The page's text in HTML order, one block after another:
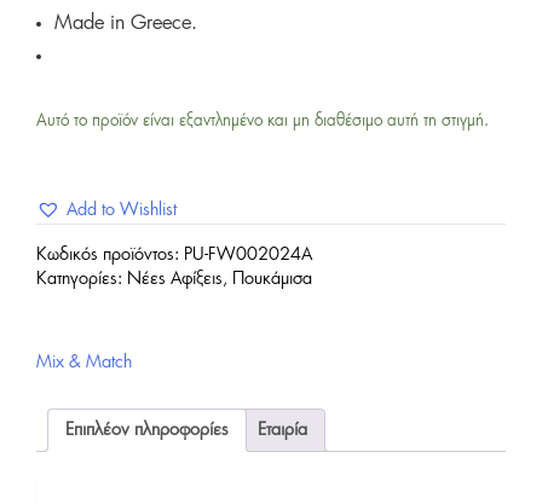
Made in Greece.
Αυτό το προϊόν είναι εξαντλημένο και μη διαθέσιμο αυτή τη στιγμή.
Add to Wishlist
Κωδικός προϊόντος: PU-FW002024A
Κατηγορίες: Νέες Αφίξεις , Πουκάμισα
Mix & Match
Επιπλέον πληροφορίες Εταιρία